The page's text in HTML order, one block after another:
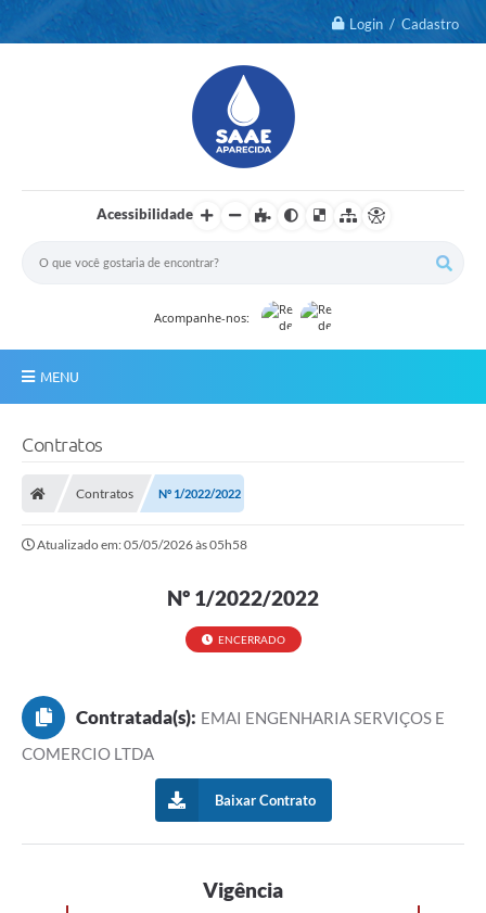
Login / Cadastro
Acessibilidade
Acompanhe-nos:
MENU
Tarifa de água
Contas Públicas
Contratos
Contratos Nº 1/2022/2022
Atualizado em: 05/05/2026 às 05h58
Nº 1/2022/2022
ENCERRADO
Contratada(s): EMAI ENGENHARIA SERVIÇOS E
COMERCIO LTDA
Baixar Contrato
Vigência